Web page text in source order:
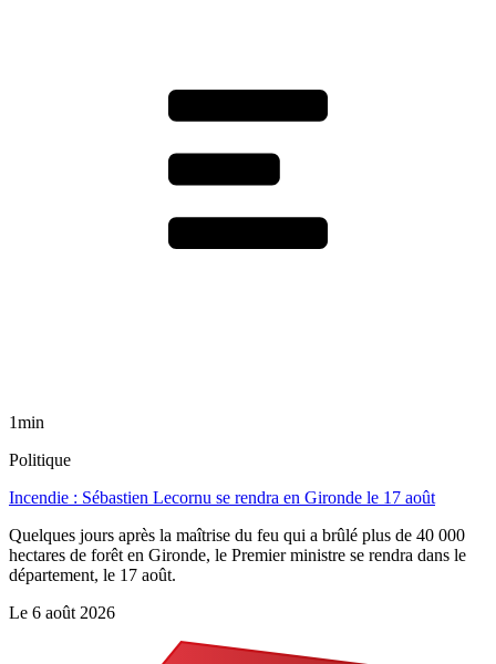
1min
Politique
Incendie : Sébastien Lecornu se rendra en Gironde le 17 août
Quelques jours après la maîtrise du feu qui a brûlé plus de 40 000
hectares de forêt en Gironde, le Premier ministre se rendra dans le
département, le 17 août.
Le 6 août 2026